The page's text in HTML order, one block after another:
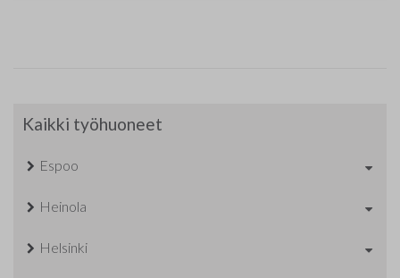
Kaikki työhuoneet
Espoo
Heinola
Helsinki